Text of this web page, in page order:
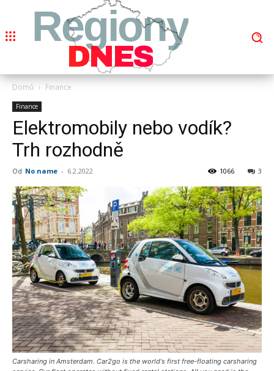
Regiony
DNES
Domů Finance
Finance
Elektromobily nebo vodík?
Trh rozhodně
Od No name - 6.2.2022 3
1066
Carsharing in Amsterdam. Car2go is the world's first free-floating carsharing